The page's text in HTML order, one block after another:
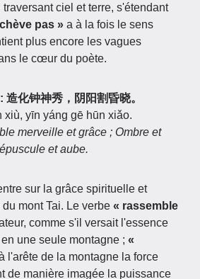
traversant ciel et terre, s'étendant
pas » a à la fois le sens
plus encore les vagues
le cœur du poète.
化钟神秀，阴阳割昏晓。
xiù, yīn yáng gē hūn xiǎo.
merveille et grâce ; Ombre et
et aube.
sur la grâce spirituelle et
mont Tai. Le verbe « rassemble
comme s'il versait l'essence
une seule montagne ; «
l'arête de la montagne la force
de manière imagée la puissance